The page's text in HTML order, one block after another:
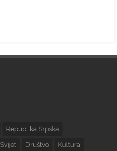
Republika Srpska
Svijet Društvo Kultura